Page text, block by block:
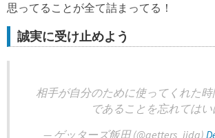
思ってることが全て詰まってる！
誠実に受け止めよう
相手が自分のために使ってくれた
であることを忘れては
— ゲッターズ飯田 (@getters_iida)